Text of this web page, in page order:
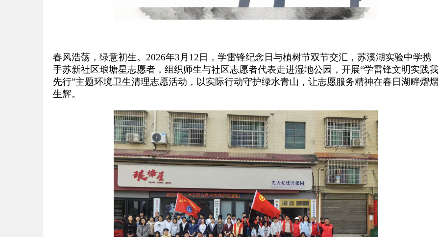
春风浩荡，绿意初生。2026年3月12日，学雷锋纪念日与植树节双节交汇，苏溪湖实验中学携
手苏新社区琅塘星志愿者，组织师生与社区志愿者代表走进湿地公园，开展“学雷锋文明实践我
先行”主题环境卫生清理志愿活动，以实际行动守护绿水青山，让志愿服务精神在春日湖畔熠熠
生辉。